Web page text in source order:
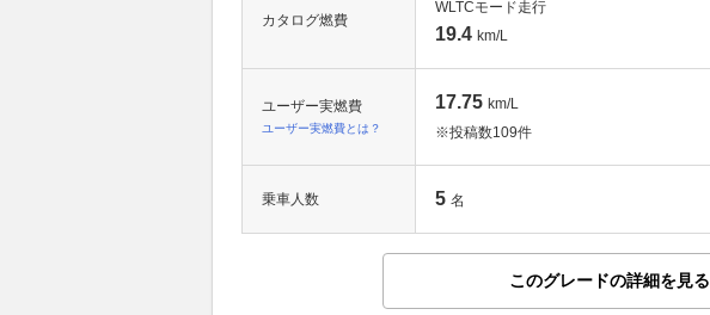
カタログ燃費
WLTCモード走行
19.4 km/L
ユーザー実燃費
ユーザー実燃費とは？
17.75 km/L
※投稿数109件
乗車人数 5 名
このグレードの詳細を見る